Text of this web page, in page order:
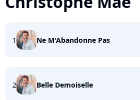
1 Ne M'Abandonne Pas
2 Belle Demoiselle